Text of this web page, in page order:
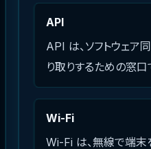
API
API は、ソフトウェア
り取りするための窓口
Wi-Fi
Wi-Fi は、無線で端末